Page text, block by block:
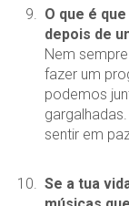
O que é
depois de
Nem
fazer um
podemos
sentir em
Se a tua